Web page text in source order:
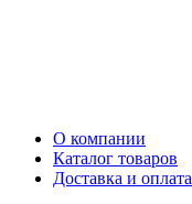
О компании
Каталог товаров
Доставка и оплата